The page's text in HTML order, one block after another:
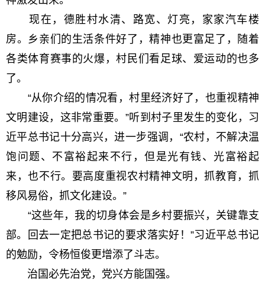
现在，德胜村水清、路宽、灯亮，家家汽车楼
房。乡亲们的生活条件好了，精神也更富足了，随着
各类体育赛事的火爆，村民们看足球、爱运动的也多
了。
“从你介绍的情况看，村里经济好了，也重视精神
文明建设，这非常重要。”听到村子里发生的变化，习
近平总书记十分高兴，进一步强调，“农村，不解决温
饱问题、不富裕起来不行，但是光有钱、光富裕起
来，也不行。要高度重视农村精神文明，抓教育，抓
移风易俗，抓文化建设。”
“这些年，我的切身体会是乡村要振兴，关键靠支
部。回去一定把总书记的要求落实好！”习近平总书记
的勉励，令杨恒俊更增添了斗志。
治国必先治党，党兴方能国强。